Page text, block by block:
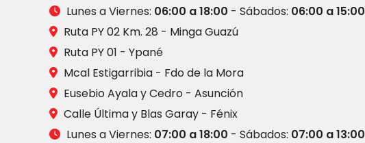
Lunes a Viernes: 06:00 a 18:00 - Sábados: 06:00 a 15:00
Ruta PY 02 Km. 28 - Minga Guazú
Ruta PY 01 - Ypané
Mcal Estigarribia - Fdo de la Mora
Eusebio Ayala y Cedro - Asunción
Calle Última y Blas Garay - Fénix
Lunes a Viernes: 07:00 a 18:00 - Sábados: 07:00 a 13:00